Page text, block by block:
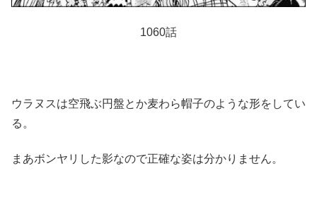
1060話
ウラヌスは空飛ぶ円盤とか麦わら帽子のような形をしてい
る。
まあボンヤリした影なので正確な姿は分かりません。